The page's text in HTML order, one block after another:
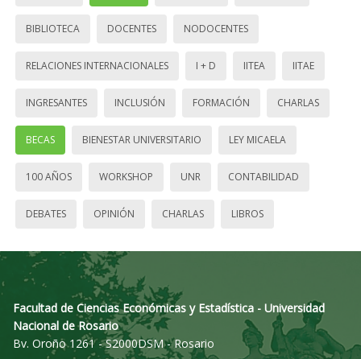
BIBLIOTECA DOCENTES NODOCENTES
RELACIONES INTERNACIONALES I + D IITEA IITAE
INGRESANTES INCLUSIÓN FORMACIÓN CHARLAS
BECAS BIENESTAR UNIVERSITARIO LEY MICAELA
100 AÑOS WORKSHOP UNR CONTABILIDAD
DEBATES OPINIÓN CHARLAS LIBROS
Facultad de Ciencias Económicas y Estadística - Universidad
Nacional de Rosario
Bv. Oroño 1261 - S2000DSM - Rosario